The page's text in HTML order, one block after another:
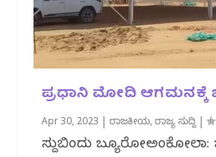
ಪ್ರಧಾನಿ ಮೋದಿ ಆಗಮನಕ್ಕೆ
Apr 30, 2023 |ರಾಜಕೀಯ,ರಾಜ್ಯ ಸುದ್ದಿ |
ಸುದ್ದಿಬಿಂದು ಬ್ಯೂರೋಅಂಕೋಲಾ: